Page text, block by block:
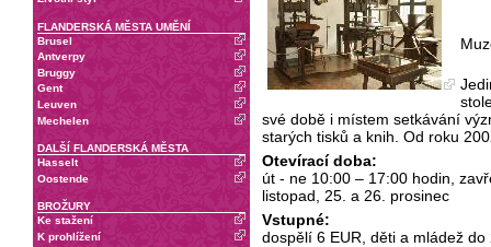
FLANDERSKÁ MĚSTA UMĚNÍ
Brusel
Antverpy
Bruggy
Gent
Leuven
Mechelen
DALŠÍ FLANDERSKÁ MĚSTA
Hasselt
Oostende
BROŽURY
Ke stažení
K prohlížení
své době i místem setkávání
starých tisků a knih. Od roku
Otevírací doba:
út - ne 10:00 – 17:00 hodin,
listopad, 25. a 26. prosinec
Vstupné:
dospělí 6 EUR, děti a mládež do